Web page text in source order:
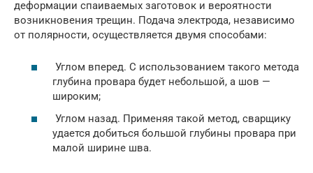
деформации спаиваемых заготовок и вероятности
возникновения трещин. Подача электрода, независимо
от полярности, осуществляется двумя способами:
Углом вперед. С использованием такого метода
глубина провара будет небольшой, а шов —
широким;
Углом назад. Применяя такой метод, сварщику
удается добиться большой глубины провара при
малой ширине шва.